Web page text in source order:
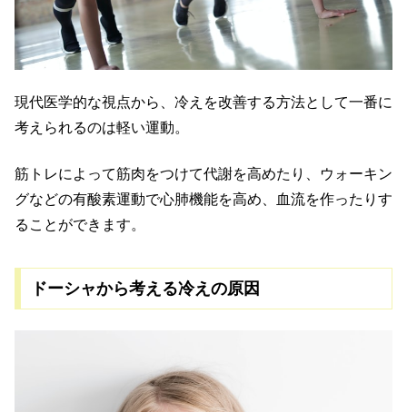
現代医学的な視点から、冷えを改善する方法として一番に
考えられるのは軽い運動。
筋トレによって筋肉をつけて代謝を高めたり、ウォーキン
グなどの有酸素運動で心肺機能を高め、血流を作ったりす
ることができます。
ドーシャから考える冷えの原因